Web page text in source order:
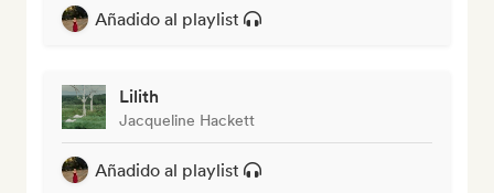
Añadido al playlist
Lilith
Jacqueline Hackett
Añadido al playlist